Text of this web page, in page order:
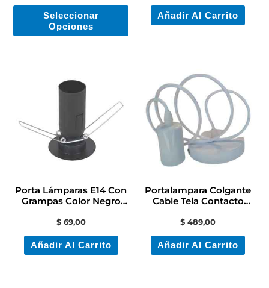
Seleccionar
Opciones
página
Añadir Al Carrito
Porta Lámparas E14 Con
Grampas Color Negro
$69,00
Añadir Al Carrito
Portalampara Colgante
Cable Tela Contacto
$ 489,00
Añadir Al Carrito